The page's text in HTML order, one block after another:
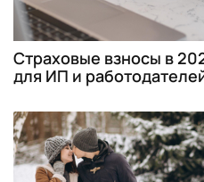
Страховые взносы в
для ИП и